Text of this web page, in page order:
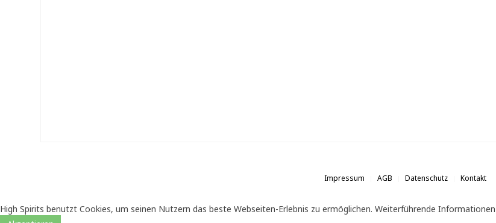
Impressum AGB Datenschutz Kontakt
High Spirits benutzt Cookies, um seinen Nutzern das beste Webseiten-Erlebnis zu ermöglichen. Weiterführende